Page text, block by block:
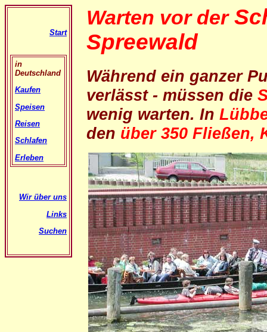
Start
in
Deutschland
Kaufen
Speisen
Reisen
Schlafen
Erleben
Wir über uns
Links
Suchen
Warten vor der
Spreewald
Während ein ganzer
verlässt - müssen die
wenig warten. In
den über 350 Fließen,